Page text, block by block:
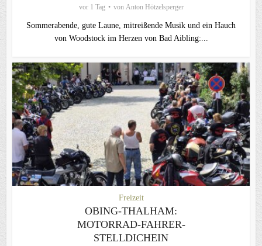
vor 1 Tag von Anton Hötzelsperger
Sommerabende, gute Laune, mitreißende Musik und ein Hauch
von Woodstock im Herzen von Bad Aibling:...
Freizeit
OBING-THALHAM:
MOTORRAD-FAHRER-
STELLDICHEIN